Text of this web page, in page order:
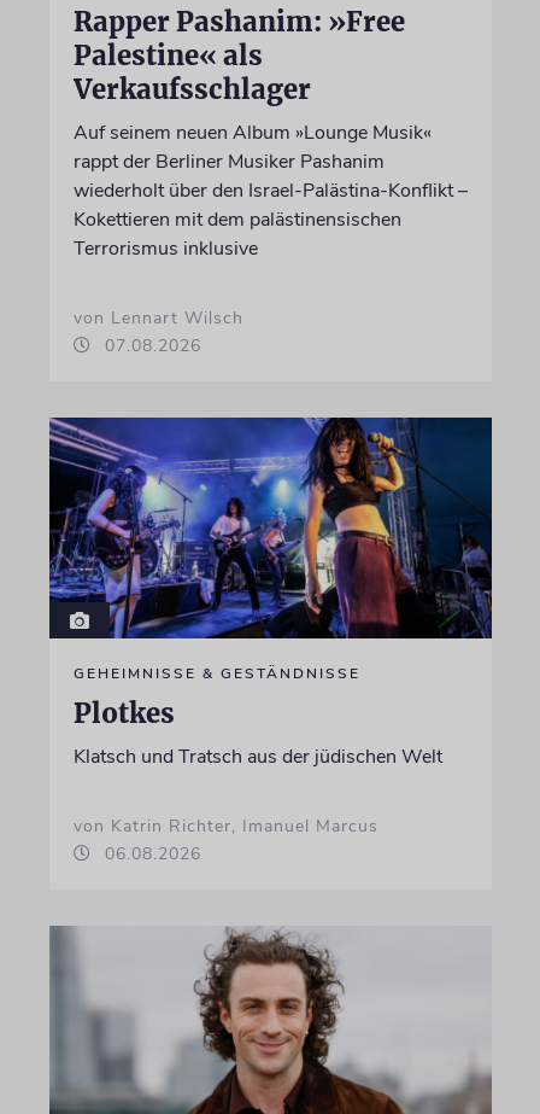
Rapper Pashanim: »Free
Palestine« als
Verkaufsschlager
Auf seinem neuen Album »Lounge Musik«
rappt der Berliner Musiker Pashanim
wiederholt über den Israel-Palästina-Konflikt –
Kokettieren mit dem palästinensischen
Terrorismus inklusive
von Lennart Wilsch
07.08.2026
GEHEIMNISSE & GESTÄNDNISSE
Plotkes
Klatsch und Tratsch aus der jüdischen Welt
von Katrin Richter, Imanuel Marcus
06.08.2026